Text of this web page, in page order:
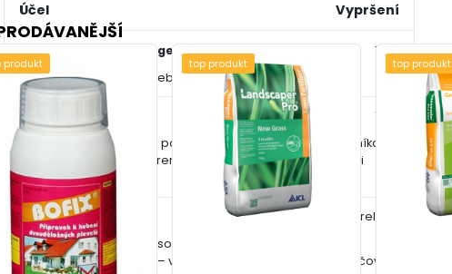
Účel Vypršení
show_cookie_message
Ukládá informaci o potřebě zobrazení cookie lišty
1 rok
__zlcmid
Tento soubor cookie se používá k uložení identity návštěvníka
během návštěv a preference návštěvníka deaktivovat naši
funkci živého chatu.
1 rok
__cfruid
Tento soubor cookie je součástí služeb poskytovaných
společností Cloudflare – včetně vyrovnávání zátěže, doručování
relace
produkt top produkt top produkt